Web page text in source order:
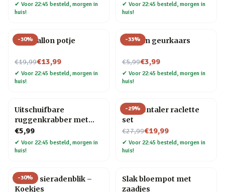
✔ Voor 22:45 besteld, morgen in
huis!
✔ Voor 22:45 besteld, morgen in
huis!
-30%
Blije ballon potje
€19,99
Nu voor€13,99
✔ Voor 22:45 besteld, morgen in
huis!
-33%
Oceaan geurkaars
€5,99
Nu voor€3,99
✔ Voor 22:45 besteld, morgen in
huis!
Uitschuifbare
ruggenkrabber met
houten handvat
€5,99
✔ Voor 22:45 besteld, morgen in
huis!
-29%
Emmentaler raclette
set
€27,99
Nu voor€19,99
✔ Voor 22:45 besteld, morgen in
huis!
-30%
Snoep sieradenblik –
Koekjes
Slak bloempot met
zaadjes